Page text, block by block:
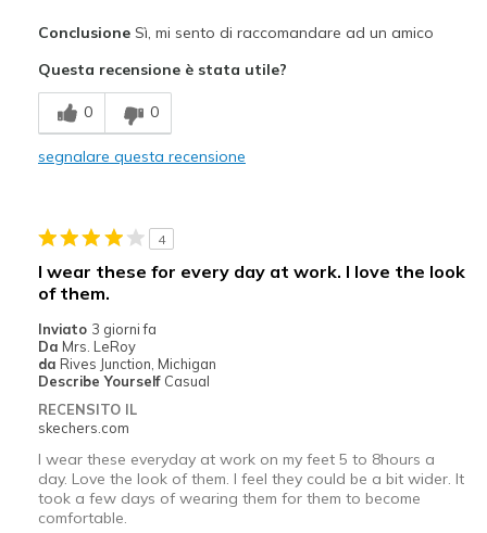
Comfortable
Durable
Travel
Sizing
ConclusioneSì, mi sento di raccomandare ad un amico
Questa recensione è stata utile?
0 0
segnalare questa recensione
4
I wear these for every day at work. I love the look
of them.
Inviato 3 giorni fa
Da Mrs. LeRoy
da Rives Junction, Michigan
Describe Yourself Casual
RECENSITO IL
skechers.com
I wear these everyday at work on my feet 5 to 8hours a
day. Love the look of them. I feel they could be a bit wider. It
took a few days of wearing them for them to become
comfortable.